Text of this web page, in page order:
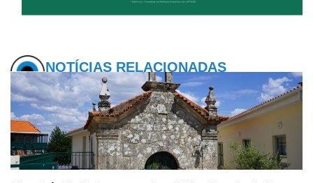
NOTÍCIAS RELACIONADAS